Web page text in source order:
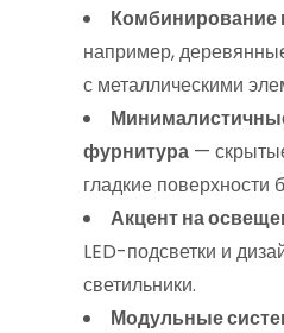
Комбинирование
например,
с металлическими
фурнитура —
гладкие поверхности
Акцент на
LED-подсветки и
светильники.
Модульные